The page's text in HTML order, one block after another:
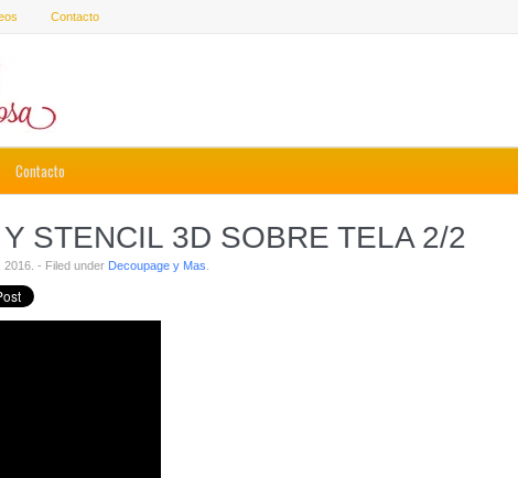
Contacto
Contacto
STENCIL 3D SOBRE TELA 2/2
2016. - Filed under Decoupage y Mas